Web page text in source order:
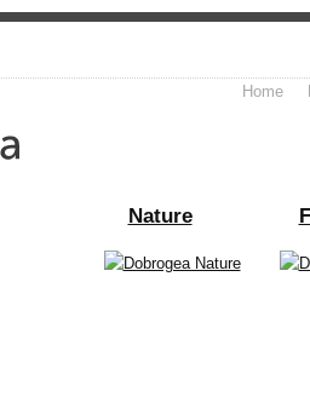
Home
Nature